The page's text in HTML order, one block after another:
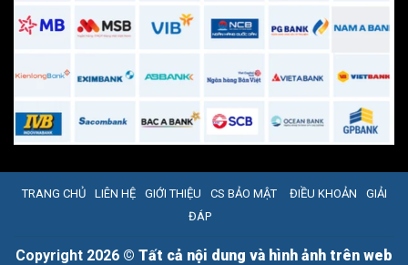
TRANG CHỦ LIÊN HỆ GIỚI THIỆU CS BẢO MẬT ĐIỀU KHOẢN
GIẢI
ĐÁP
Copyright 2026 © Tất cả nội dung và hình ảnh trên web